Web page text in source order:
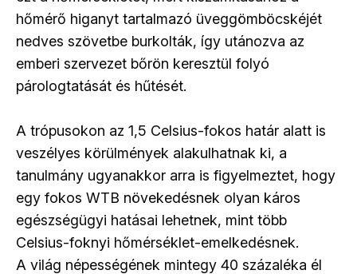
hőmérő higanyt tartalmazó üveggömböcskéjét
nedves szövetbe burkolták, így utánozva az
emberi szervezet bőrön keresztül folyó
párologtatását és hűtését.
A trópusokon az 1,5 Celsius-fokos határ alatt is
veszélyes körülmények alakulhatnak ki, a
tanulmány ugyanakkor arra is figyelmeztet, hogy
egy fokos WTB növekedésnek olyan káros
egészségügyi hatásai lehetnek, mint több
Celsius-foknyi hőmérséklet-emelkedésnek.
A világ népességének mintegy 40 százaléka él